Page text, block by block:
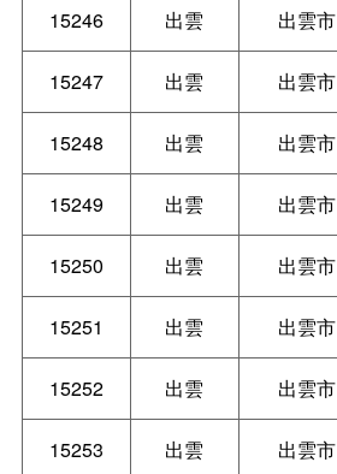
15246 出雲 出雲市
15247 出雲 出雲市
15248 出雲 出雲市
15249 出雲 出雲市
15250 出雲 出雲市
15251 出雲 出雲市
15252 出雲 出雲市
15253 出雲 出雲市